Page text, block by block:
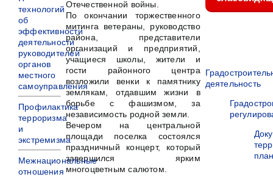
Отечественной войны.
По окончании торжественного
митинга ветераны, руководство
района, представители
организаций и предприятий,
учащиеся школы, жители и
гости районного центра
возложили венки к памятнику
землякам, отдавшим жизни в
борьбе с фашизмом, за
независимость родной земли.
Вечером на центральной
площади поселка состоялся
праздничный концерт, который
завершился ярким
многоцветным салютом.
технологий
об
эффективности
деятельности
руководителей
органов
местного
самоуправления
Профилактика
терроризма
и
экстремизма
Межнациональные
отношения
деятельность